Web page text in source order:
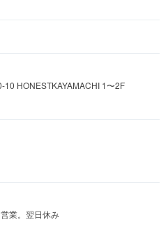
10 HONESTKAYAMACHI 1〜2F
業。翌日休み